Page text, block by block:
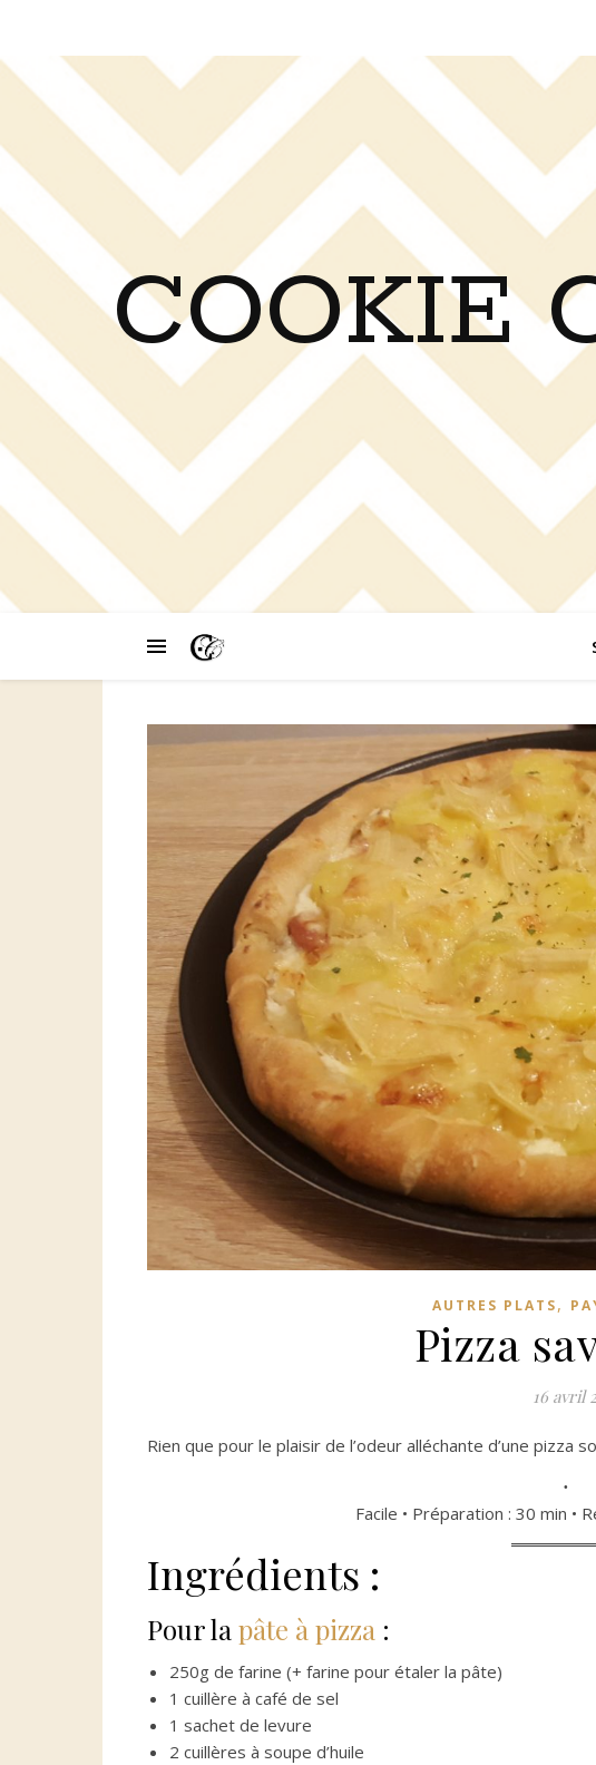
COOKIE
AUTRES PLATS,
Pizza
16 avril
Rien que pour le plaisir de l’odeur alléchante d’une pizza
Facile • Préparation : 30 min •
Ingrédients :
Pour lapâte à pizza :
250g de farine (+ farine pour étaler la pâte)
1 cuillère à café de sel
1 sachet de levure
2 cuillères à soupe d’huile